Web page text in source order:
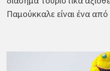
Παμούκκαλε είναι ένα